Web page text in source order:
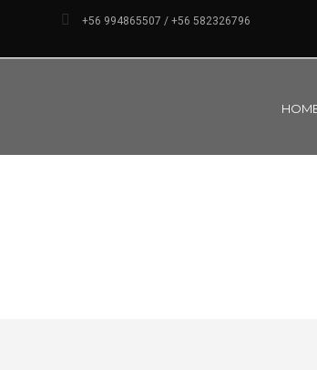
+56 994865507 / +56 582326796